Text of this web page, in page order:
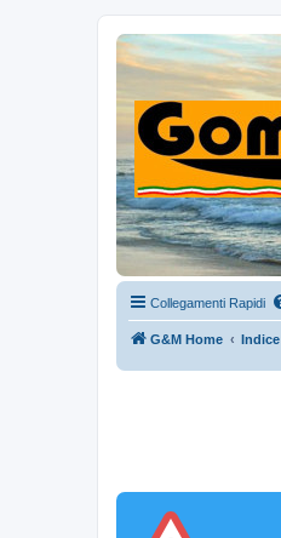
Collegamenti Rapidi
G&M Home Indice